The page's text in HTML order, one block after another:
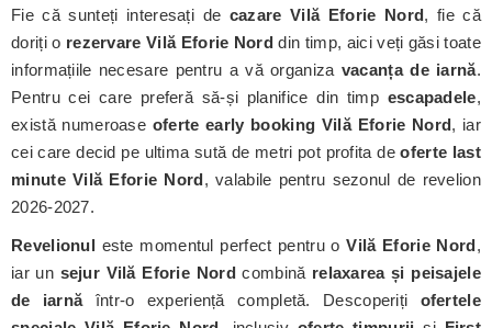
Fie că sunteți interesați de cazare Vilă Eforie Nord, fie că
doriți o rezervare Vilă Eforie Nord din timp, aici veți găsi toate
informațiile necesare pentru a vă organiza vacanța de iarnă.
Pentru cei care preferă să-și planifice din timp escapadele,
există numeroase oferte early booking Vilă Eforie Nord, iar
cei care decid pe ultima sută de metri pot profita deoferte last
minute Vilă Eforie Nord, valabile pentru sezonul de revelion
2026-2027.
Revelionul este momentul perfect pentru oVilă Eforie Nord,
iar un sejur Vilă Eforie Nordcombină relaxarea și peisajele
de iarnăîntr-o experiență completă. Descoperiți ofertele